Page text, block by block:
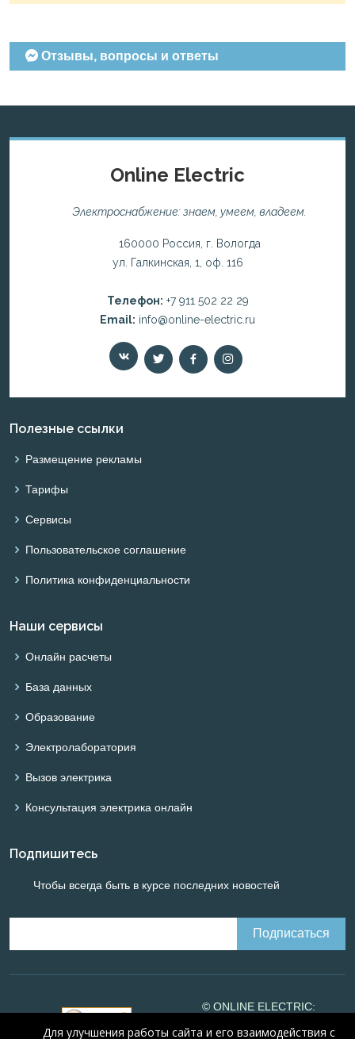
Отзывы, вопросы и ответы
Online Electric
Электроснабжение: знаем, умеем, владеем.
160000 Россия, г. Вологда
ул. Галкинская, 1, оф. 116
Телефон: +7 911 502 22 29
Email: info@online-electric.ru
Полезные ссылки
Размещение рекламы
Тарифы
Сервисы
Пользовательское соглашение
Политика конфиденциальности
Наши сервисы
Онлайн расчеты
База данных
Образование
Электролаборатория
Вызов электрика
Консультация электрика онлайн
Подпишитесь
Чтобы всегда быть в курсе последних новостей
© ONLINE ELECTRIC:
Для улучшения работы сайта и его взаимодействия с